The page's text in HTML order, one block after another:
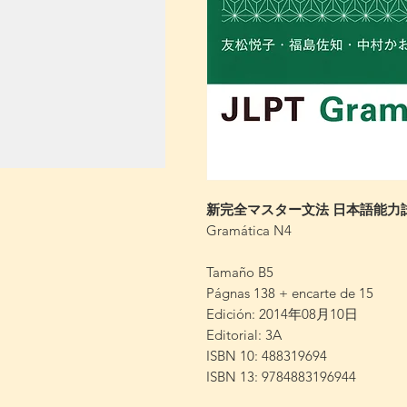
新完全マスター文法 日本語能力
Gramática N4
Tamaño B5
Págnas 138 + encarte de 15
Edición: 2014年08月10日
Editorial: 3A
ISBN 10: 488319694
ISBN 13: 9784883196944